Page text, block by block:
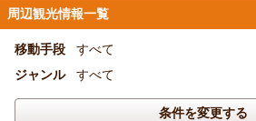
周辺観光情報一覧
移動手段
すべて
ジャンル
すべて
条件を変更する